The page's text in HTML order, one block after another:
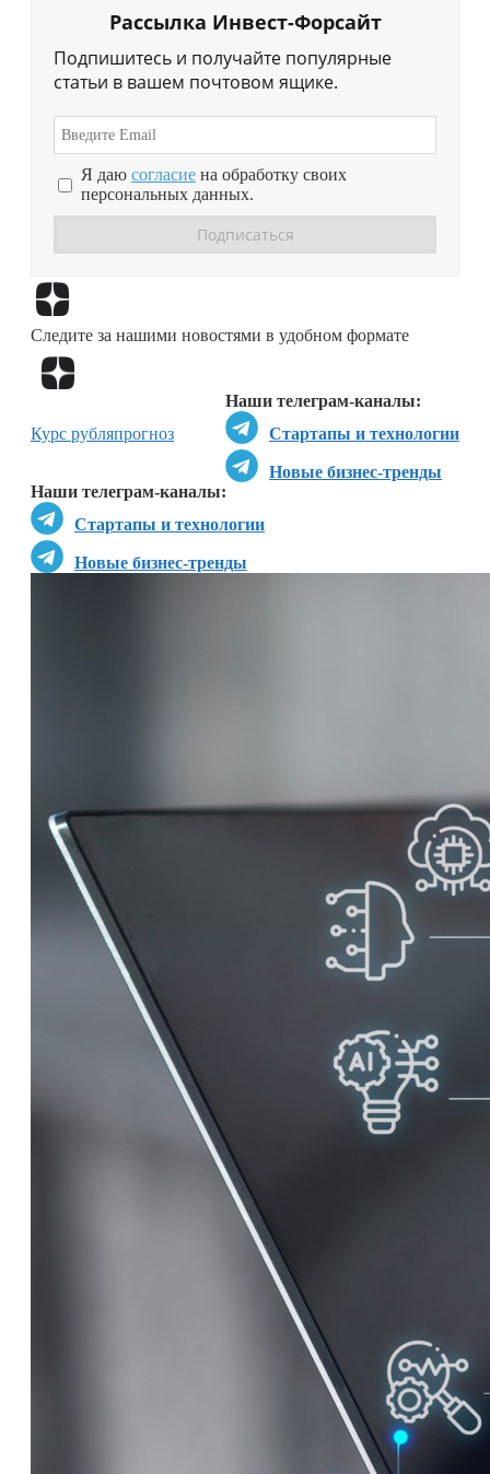
Рассылка Инвест-Форсайт
Подпишитесь и получайте популярные
статьи в вашем почтовом ящике.
Я даю согласие на обработку своих
персональных данных.
Следите за нашими новостями в удобном формате
Наши телеграм-каналы:
Стартапы и технологии
Новые бизнес-тренды
Наши телеграм-каналы:
Стартапы и технологии
Новые бизнес-тренды
Курс рубляпрогноз